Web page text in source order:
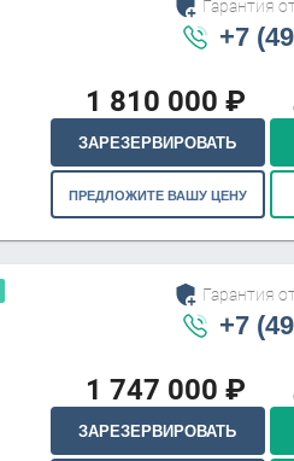
Гарантия
+7
1 810 000 ₽
ЗАРЕЗЕРВИРОВАТЬ
ПРЕДЛОЖИТЕ ВАШУ ЦЕНУ
Гарантия
+7
1 747 000 ₽
ЗАРЕЗЕРВИРОВАТЬ